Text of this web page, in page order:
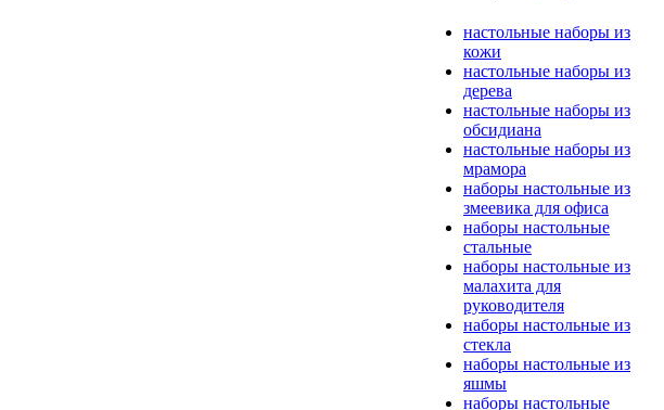
настольные наборы из
кожи
настольные наборы из
дерева
настольные наборы из
обсидиана
настольные наборы из
мрамора
наборы настольные из
змеевика для офиса
наборы настольные
стальные
наборы настольные из
малахита для
руководителя
наборы настольные из
стекла
наборы настольные из
яшмы
наборы настольные